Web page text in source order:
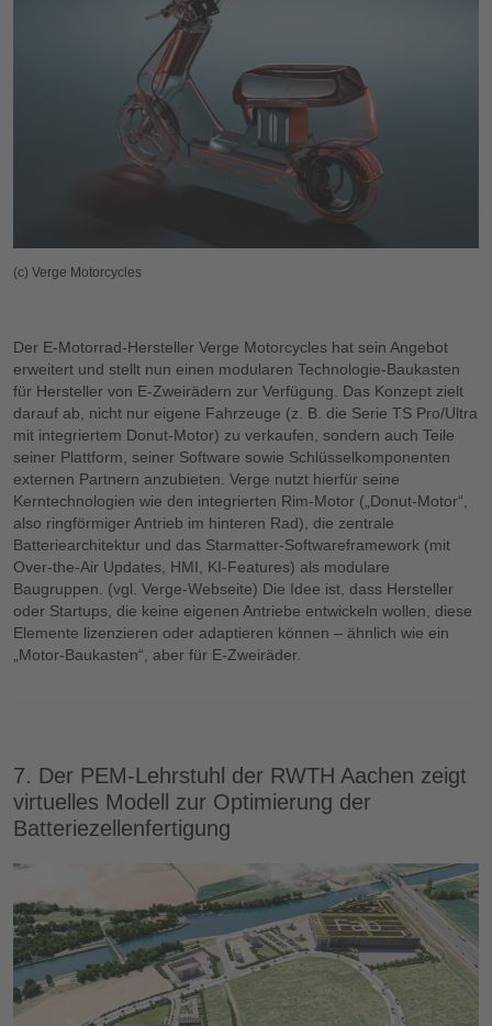
(c) Verge Motorcycles
Der E-Motorrad-Hersteller Verge Motorcycles hat sein Angebot
erweitert und stellt nun einen modularen Technologie-Baukasten
für Hersteller von E-Zweirädern zur Verfügung. Das Konzept zielt
darauf ab, nicht nur eigene Fahrzeuge (z. B. die Serie TS Pro/Ultra
mit integriertem Donut-Motor) zu verkaufen, sondern auch Teile
seiner Plattform, seiner Software sowie Schlüsselkomponenten
externen Partnern anzubieten. Verge nutzt hierfür seine
Kerntechnologien wie den integrierten Rim-Motor („Donut-Motor“,
also ringförmiger Antrieb im hinteren Rad), die zentrale
Batteriearchitektur und das Starmatter-Softwareframework (mit
Over-the-Air Updates, HMI, KI-Features) als modulare
Baugruppen. (vgl. Verge-Webseite) Die Idee ist, dass Hersteller
oder Startups, die keine eigenen Antriebe entwickeln wollen, diese
Elemente lizenzieren oder adaptieren können – ähnlich wie ein
„Motor-Baukasten“, aber für E-Zweiräder.
7. Der PEM-Lehrstuhl der RWTH Aachen zeigt
virtuelles Modell zur Optimierung der
Batteriezellenfertigung